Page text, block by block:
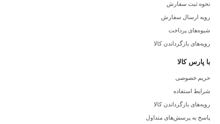
نحوه ثبت سفارش
رویه ارسال سفارش
شیوه‌های پرداخت
رویه‌های بازگرداندن کالا
با پارس کالا
حریم خصوصی
شرایط استفاده
رویه‌های بازگرداندن کالا
پاسخ به پرسش‌های متداول